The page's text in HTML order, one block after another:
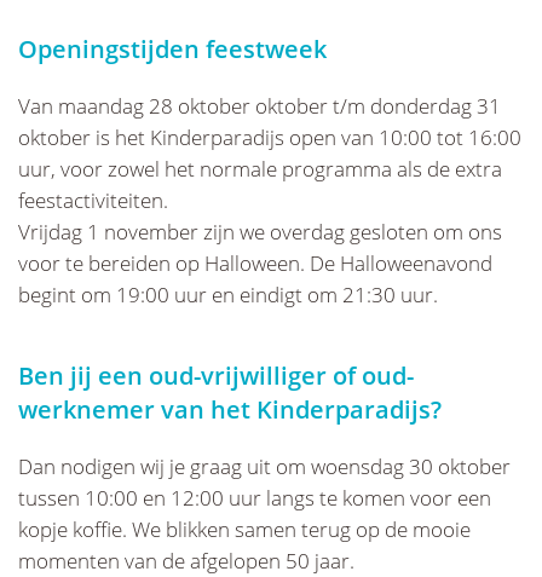
Openingstijden feestweek
Van maandag 28 oktober oktober t/m donderdag 31
oktober is het Kinderparadijs open van 10:00 tot 16:00
uur, voor zowel het normale programma als de extra
feestactiviteiten.
Vrijdag 1 november zijn we overdag gesloten om ons
voor te bereiden op Halloween. De Halloweenavond
begint om 19:00 uur en eindigt om 21:30 uur.
Ben jij een oud-vrijwilliger of oud-
werknemer van het Kinderparadijs?
Dan nodigen wij je graag uit om woensdag 30 oktober
tussen 10:00 en 12:00 uur langs te komen voor een
kopje koffie. We blikken samen terug op de mooie
momenten van de afgelopen 50 jaar.